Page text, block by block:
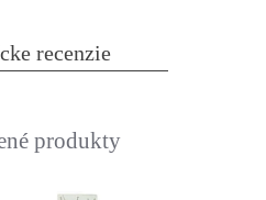
recenzie
produkty